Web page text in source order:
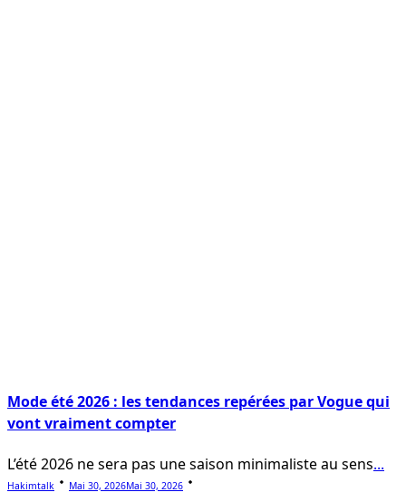
Mode été 2026 : les tendances repérées par Vogue qui
vont vraiment compter
L’été 2026 ne sera pas une saison minimaliste au sens...
Hakimtalk Mai 30, 2026Mai 30, 2026